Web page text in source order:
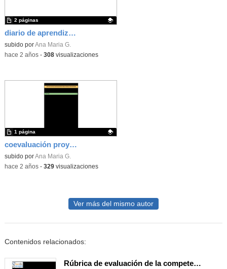
diario de aprendizaje
Contenido educativo.
subido porAna Maria G.
2 páginas
-hace 2 años- 308visualizaciones
coevaluación proyecto
Contenido educativo.
subido porAna Maria G.
1 página
-hace 2 años- 329visualizaciones
Ver más del mismo autor
Contenidos relacionados:
Rúbrica de evaluación de la competencia digital_CIBERMANAGERS